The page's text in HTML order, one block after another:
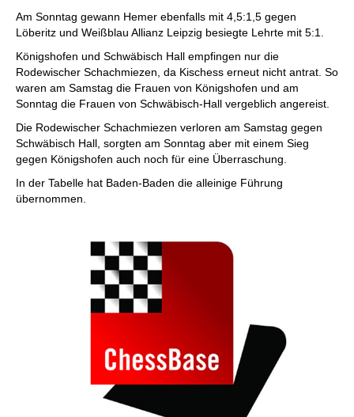
Am Sonntag gewann Hemer ebenfalls mit 4,5:1,5 gegen
Löberitz und Weißblau Allianz Leipzig besiegte Lehrte mit 5:1.
Königshofen und Schwäbisch Hall empfingen nur die
Rodewischer Schachmiezen, da Kischess erneut nicht antrat. So
waren am Samstag die Frauen von Königshofen und am
Sonntag die Frauen von Schwäbisch-Hall vergeblich angereist.
Die Rodewischer Schachmiezen verloren am Samstag gegen
Schwäbisch Hall, sorgten am Sonntag aber mit einem Sieg
gegen Königshofen auch noch für eine Überraschung.
In der Tabelle hat Baden-Baden die alleinige Führung
übernommen.